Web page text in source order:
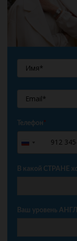
Телефон*
Russia
+7
В какой СТРАНЕ
Ваш уровень